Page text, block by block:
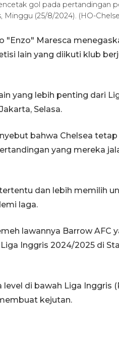
gol pada pertandingan
(25/8/2024). (HO-
"Enzo" Maresca
lain yang diikuti klub
yang lebih penting dari
Selasa.
bahwa Chelsea
yang mereka
dan lebih memilih
laga.
lawannya Barrow AFC
Inggris 2024/2025 di
di bawah Liga Inggris
kejutan.